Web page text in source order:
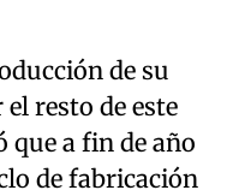
de su
el resto de este
que a fin de año
de fabricación